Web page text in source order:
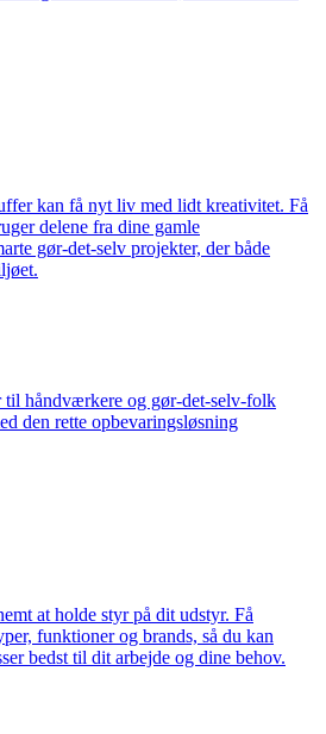
kan få nyt liv med lidt kreativitet. Få
delene fra dine gamle
gør-det-selv projekter, der både
håndværkere og gør-det-selv-folk
den rette opbevaringsløsning
at holde styr på dit udstyr. Få
funktioner og brands, så du kan
bedst til dit arbejde og dine behov.